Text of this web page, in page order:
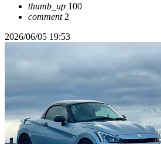
thumb_up 100
comment2
2026/06/05 19:53